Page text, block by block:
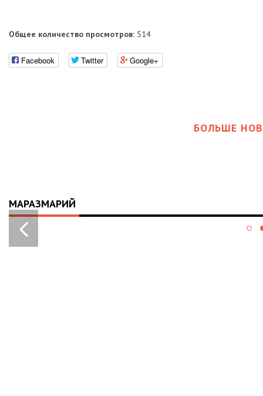
Общее количество просмотров: 514
Facebook Twitter Google+
БОЛЬШЕ
МАРАЗМАРИЙ